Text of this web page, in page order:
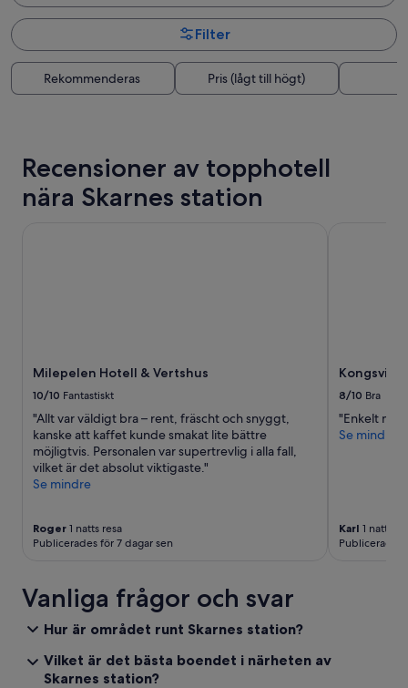
Filter
Rekommenderas Pris (lågt till högt)
Recensioner av topphotell
nära Skarnes station
Milepelen Hotell & Vertshus
10/10 Fantastiskt
"Allt var väldigt bra – rent, fräscht och snyggt,
kanske att kaffet kunde smakat lite bättre
möjligtvis. Personalen var supertrevlig i alla fall,
vilket är det absolut viktigaste."
Se mindre
Roger 1 natts resa
Publicerades för 7 dagar sen
8/10 Bra
"Enkelt
Se mindre
Karl 1 natts
Publicerades
Vanliga frågor och svar
Hur är området runt Skarnes station?
Vilket är det bästa boendet i närheten av
Skarnes station?